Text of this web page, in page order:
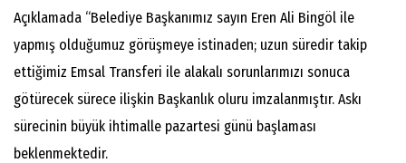
Açıklamada “Belediye Başkanımız sayın Eren Ali Bingöl ile
yapmış olduğumuz görüşmeye istinaden; uzun süredir takip
ettiğimiz Emsal Transferi ile alakalı sorunlarımızı sonuca
götürecek sürece ilişkin Başkanlık oluru imzalanmıştır. Askı
sürecinin büyük ihtimalle pazartesi günü başlaması
beklenmektedir.